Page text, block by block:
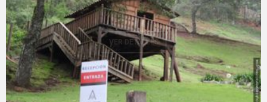
VER DETALLES